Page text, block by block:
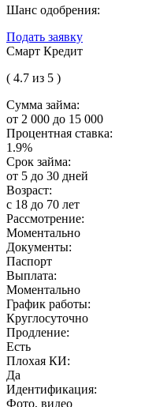
Шанс одобрения:
Подать заявку
Смарт Кредит
( 4.7 из 5 )
Сумма займа:
от 2 000 до 15 000
Процентная ставка:
1.9%
Срок займа:
от 5 до 30 дней
Возраст:
с 18 до 70 лет
Рассмотрение:
Моментально
Документы:
Паспорт
Выплата:
Моментально
График работы:
Круглосуточно
Продление:
Есть
Плохая КИ:
Да
Идентификация:
Фото, видео